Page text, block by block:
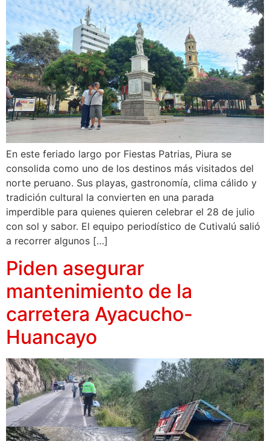
En este feriado largo por Fiestas Patrias, Piura se
consolida como uno de los destinos más visitados del
norte peruano. Sus playas, gastronomía, clima cálido y
tradición cultural la convierten en una parada
imperdible para quienes quieren celebrar el 28 de julio
con sol y sabor. El equipo periodístico de Cutivalú salió
a recorrer algunos […]
Piden asegurar
mantenimiento de la
carretera Ayacucho-
Huancayo